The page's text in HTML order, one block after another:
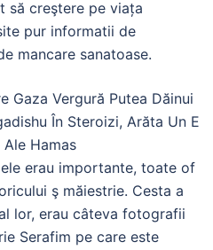
să creştere pe viața
pur informatii de
mancare sanatoase.
erau importante, toate of
ş măiestrie. Cesta a
lor, erau câteva fotografii
Serafim pe care este